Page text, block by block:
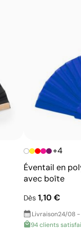
Chaque couleur
à la préparation
Peu optimale
+4
Éventail en
avec boîte
Dès 1,10 €
Livraison24/08
94 clients